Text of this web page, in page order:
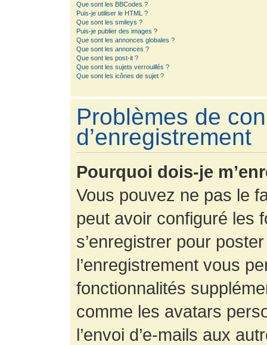
Que sont les BBCodes ?
Puis-je utiliser le HTML ?
Que sont les smileys ?
Puis-je publier des images ?
Que sont les annonces globales ?
Que sont les annonces ?
Que sont les post-it ?
Que sont les sujets verrouillés ?
Que sont les icônes de sujet ?
Problèmes de
d’enregistrement
Pourquoi dois-je
Vous pouvez ne pas le
peut avoir configuré les
s’enregistrer pour
l’enregistrement vous
fonctionnalités
comme les avatars
l’envoi d’e-mails aux